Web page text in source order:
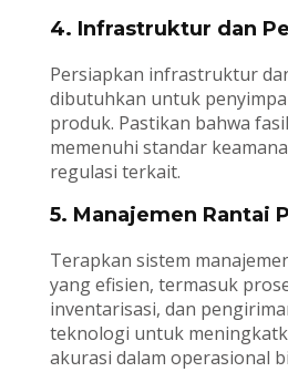
4. Infrastruktur dan
Persiapkan infrastruktur
dibutuhkan untuk
produk. Pastikan bahwa
memenuhi standar
regulasi terkait.
5. Manajemen Rantai
Terapkan sistem
yang efisien, termasuk
inventarisasi, dan
teknologi untuk
akurasi dalam operasional